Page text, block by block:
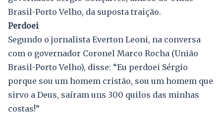
Brasil-Porto Velho, da suposta traição.
Perdoei
Segundo o jornalista Everton Leoni, na conversa
com o governador Coronel Marco Rocha (União
Brasil-Porto Velho), disse: “Eu perdoei Sérgio
porque sou um homem cristão, sou um homem que
sirvo a Deus, saíram uns 300 quilos das minhas
costas!”